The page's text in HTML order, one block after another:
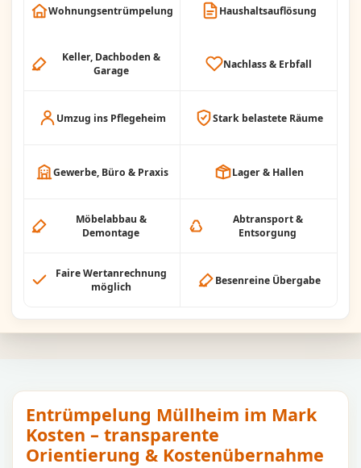
Wohnungsentrümpelung Haushaltsauflösung
Keller, Dachboden &
Garage
Nachlass & Erbfall
Umzug ins Pflegeheim Stark belastete Räume
Gewerbe, Büro & Praxis Lager & Hallen
Möbelabbau &
Demontage
Abtransport &
Entsorgung
Faire Wertanrechnung
möglich
Besenreine Übergabe
Entrümpelung Müllheim im Mark
Kosten – transparente
Orientierung & Kostenübernahme